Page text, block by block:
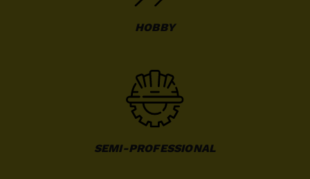
HOBBY
SEMI-PROFESSIONAL